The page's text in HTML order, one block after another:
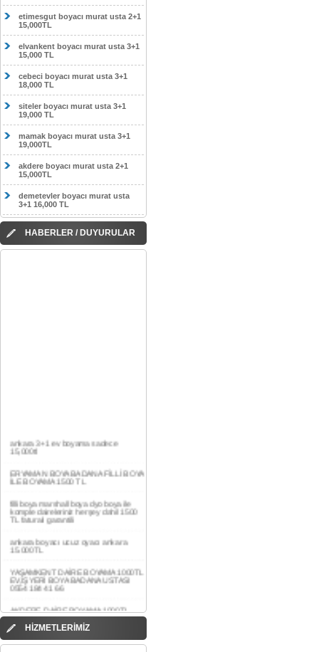
etimesgut boyacı murat usta 2+1
15,000TL
elvankent boyacı murat usta 3+1
15,000 TL
cebeci boyacı murat usta 3+1
18,000 TL
siteler boyacı murat usta 3+1
19,000 TL
mamak boyacı murat usta 3+1
19,000TL
akdere boyacı murat usta 2+1
15,000TL
demetevler boyacı murat usta
3+1 16,000 TL
HABERLER / DUYURULAR
ERYAMAN BOYA BADANA FİLLİ BOYA
İLE BOYAMA 1500 TL
filli boya marshall boya dyo boya ile
komple daireleriniz herşey dahil 1500
ankara boyacı ucuz oyacı ankara
15.000TL
YAŞAMKENT DAİRE BOYAMA 1000TL
EV,İŞYERİ BOYA BADANA USTASI
AKDERE DAİRE BOYAMA 1000TL
EV,İŞYERİ BOYA BADANA USTASI
CEBECİ DAİRE BOYAMA 1000TL
EV,İŞYERİ BOYA BADANA USTASI
0554 184 41 66
HİZMETLERİMİZ